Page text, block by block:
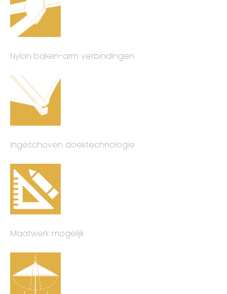
Nylon balein-arm verbindingen
Ingeschoven doektechnologie
Maatwerk mogelijk